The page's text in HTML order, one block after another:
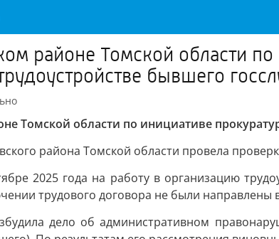
районе Томской области
бывшего
Томской области по инициативе
района Томской области провела
2025 года на работу в организацию
трудового договора не были
дело об административном